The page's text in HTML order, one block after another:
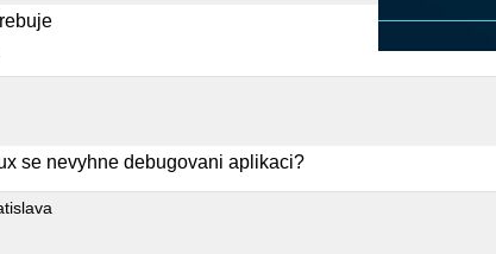
se nevyhne debugovani aplikaci?